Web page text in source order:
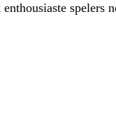
spelers